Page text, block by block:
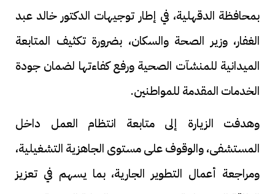
بمحافظة الدقهلية، في إطار توجيهات الدكتور خالد عبد
الغفار، وزير الصحة والسكان، بضرورة تكثيف المتابعة
الميدانية للمنشآت الصحية ورفع كفاءتها لضمان جودة
الخدمات المقدمة للمواطنين.
وهدفت الزيارة إلى متابعة انتظام العمل داخل
المستشفى، والوقوف على مستوى الجاهزية التشغيلية،
ومراجعة أعمال التطوير الجارية، بما يسهم في تعزيز